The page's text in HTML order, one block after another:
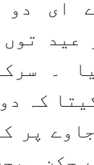
ای
عید
۔
کہ
جاوے پر